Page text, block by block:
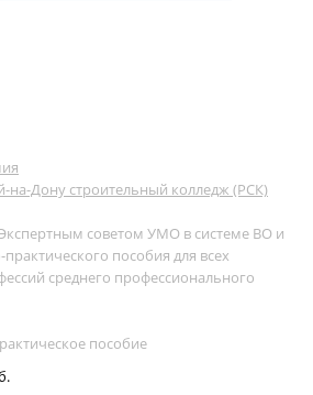
на-Дону строительный колледж (РСК)
советом УМО в системе ВО и
пособия для всех
среднего профессионального
пособие